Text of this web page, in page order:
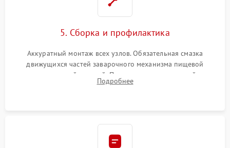
5. Сборка и профилактика
Аккуратный монтаж всех узлов. Обязательная смазка
движущихся частей заварочного механизма пищевой
силиконовой смазкой. Проведение программной
декальцинации и очистки системы от кофейных масел.
Подробнее